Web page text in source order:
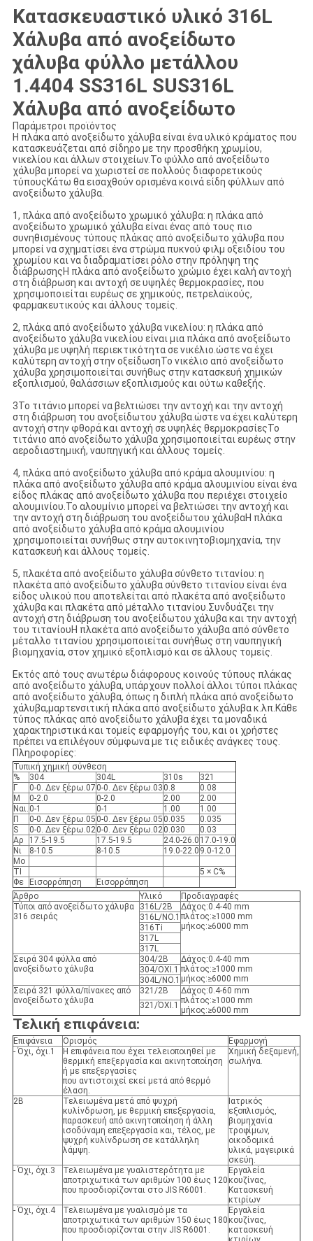
Κατασκευαστικό υλικό 316L
Χάλυβα από ανοξείδωτο
χάλυβα φύλλο μετάλλου
1.4404 SS316L SUS316L
Χάλυβα από ανοξείδωτο
Παράμετροι προϊόντος
Η πλάκα από ανοξείδωτο χάλυβα είναι ένα υλικό κράματος που
κατασκευάζεται από σίδηρο με την προσθήκη χρωμίου,
νικελίου και άλλων στοιχείων.Το φύλλο από ανοξείδωτο
χάλυβα μπορεί να χωριστεί σε πολλούς διαφορετικούς
τύπουςΚάτω θα εισαχθούν ορισμένα κοινά είδη φύλλων από
ανοξείδωτο χάλυβα.
1, πλάκα από ανοξείδωτο χρωμικό χάλυβα: η πλάκα από
ανοξείδωτο χρωμικό χάλυβα είναι ένας από τους πιο
συνηθισμένους τύπους πλάκας από ανοξείδωτο χάλυβα.που
μπορεί να σχηματίσει ένα στρώμα πυκνού φιλμ οξειδίου του
χρωμίου και να διαδραματίσει ρόλο στην πρόληψη της
διάβρωσηςΗ πλάκα από ανοξείδωτο χρώμιο έχει καλή αντοχή
στη διάβρωση και αντοχή σε υψηλές θερμοκρασίες, που
χρησιμοποιείται ευρέως σε χημικούς, πετρελαϊκούς,
φαρμακευτικούς και άλλους τομείς.
2, πλάκα από ανοξείδωτο χάλυβα νικελίου: η πλάκα από
ανοξείδωτο χάλυβα νικελίου είναι μια πλάκα από ανοξείδωτο
χάλυβα με υψηλή περιεκτικότητα σε νικέλιο.ώστε να έχει
καλύτερη αντοχή στην οξείδωσηΤο νικέλιο από ανοξείδωτο
χάλυβα χρησιμοποιείται συνήθως στην κατασκευή χημικών
εξοπλισμού, θαλάσσιων εξοπλισμούς και ούτω καθεξής.
3Το τιτάνιο μπορεί να βελτιώσει την αντοχή και την αντοχή
στη διάβρωση του ανοξείδωτου χάλυβα.ώστε να έχει καλύτερη
αντοχή στην φθορά και αντοχή σε υψηλές θερμοκρασίεςΤο
τιτάνιο από ανοξείδωτο χάλυβα χρησιμοποιείται ευρέως στην
αεροδιαστημική, ναυπηγική και άλλους τομείς.
4, πλάκα από ανοξείδωτο χάλυβα από κράμα αλουμινίου: η
πλάκα από ανοξείδωτο χάλυβα από κράμα αλουμινίου είναι ένα
είδος πλάκας από ανοξείδωτο χάλυβα που περιέχει στοιχείο
αλουμινίου.Το αλουμίνιο μπορεί να βελτιώσει την αντοχή και
την αντοχή στη διάβρωση του ανοξείδωτου χάλυβαΗ πλάκα
από ανοξείδωτο χάλυβα από κράμα αλουμινίου
χρησιμοποιείται συνήθως στην αυτοκινητοβιομηχανία, την
κατασκευή και άλλους τομείς.
5, πλακέτα από ανοξείδωτο χάλυβα σύνθετο τιτανίου: η
πλακέτα από ανοξείδωτο χάλυβα σύνθετο τιτανίου είναι ένα
είδος υλικού που αποτελείται από πλακέτα από ανοξείδωτο
χάλυβα και πλακέτα από μέταλλο τιτανίου.Συνδυάζει την
αντοχή στη διάβρωση του ανοξείδωτου χάλυβα και την αντοχή
του τιτανίουΗ πλακέτα από ανοξείδωτο χάλυβα από σύνθετο
μέταλλο τιτανίου χρησιμοποιείται συνήθως στη ναυπηγική
βιομηχανία, στον χημικό εξοπλισμό και σε άλλους τομείς.
Εκτός από τους ανωτέρω διάφορους κοινούς τύπους πλάκας
από ανοξείδωτο χάλυβα, υπάρχουν πολλοί άλλοι τύποι πλάκας
από ανοξείδωτο χάλυβα, όπως η διπλή πλάκα από ανοξείδωτο
χάλυβα,μαρτενσιτική πλάκα από ανοξείδωτο χάλυβα κ.λπ.Κάθε
τύπος πλάκας από ανοξείδωτο χάλυβα έχει τα μοναδικά
χαρακτηριστικά και τομείς εφαρμογής του, και οι χρήστες
πρέπει να επιλέγουν σύμφωνα με τις ειδικές ανάγκες τους.
Πληροφορίες:
Τυπική χημική σύνθεση
%
304 304L 310s
321
Γ
0-0. Δεν ξέρω.07 0-0. Δεν ξέρω.03 0.8
0.08
Μ
0-2.0 0-2.0 2.00
2.00
Ναι. 0-1 0-1 1.00
1.00
Π
0-0. Δεν ξέρω.05 0-0. Δεν ξέρω.05 0.035
0.035
S
0-0. Δεν ξέρω.020-0. Δεν ξέρω.020.030
0.03
Αρ
17.5-19.5 17.5-19.5 24.0-26.0 17.0-19.0
Νι
8-10.5 8-10.5 19.0-22.0 9.0-12.0
Μo
ΤΙ
5 × C%
Φε
Εισορρόπηση
Εισορρόπηση
Άρθρο
Υλικό
Προδιαγραφές
Τύποι από ανοξείδωτο χάλυβα
316 σειράς
316L/2B
Δάχος:0.4-40 mm
πλάτος:≥1000 mm
μήκος:≥6000 mm
316L/ΝΟ.1
316Ti
317L
317L
Σειρά 304 φύλλα από
ανοξείδωτο χάλυβα
304/2Β
Δάχος:0.4-40 mm
πλάτος:≥1000 mm
μήκος:≥6000 mm
304/ΟΧΙ.1
304L/NO.1
Σειρά 321 φύλλα/πίνακες από
ανοξείδωτο χάλυβα
321/2Β
Δάχος:0.4-60 mm
πλάτος:≥1000 mm
μήκος:≥6000 mm
321/ΌΧΙ.1
Τελική επιφάνεια:
Επιφάνεια Ορισμός
Εφαρμογή
- Όχι, όχι.1
Η επιφάνεια που έχει τελειοποιηθεί με
θερμική επεξεργασία και ακινητοποίηση
ή με επεξεργασίες
που αντιστοιχεί εκεί μετά από θερμό
έλαση.
Χημική δεξαμενή,
σωλήνα.
2Β
Τελειωμένα μετά από ψυχρή
κυλίνδρωση, με θερμική επεξεργασία,
παρασκευή από ακινητοποίηση ή άλλη
ισοδύναμη επεξεργασία και, τέλος, με
ψυχρή κυλίνδρωση σε κατάλληλη
λάμψη.
Ιατρικός
εξοπλισμός,
βιομηχανία
τροφίμων,
οικοδομικά
υλικά, μαγειρικά
σκεύη.
- Όχι, όχι.3
Τελειωμένα με γυαλιστερότητα με
αποτριχωτικά των αριθμών 100 έως 120
που προσδιορίζονται στο JIS R6001.
Εργαλεία
κουζίνας,
Κατασκευή
κτιρίων
- Όχι, όχι.4
Τελειωμένα με γυαλισμό με τα
αποτριχωτικά των αριθμών 150 έως 180
που προσδιορίζονται στην JIS R6001.
Εργαλεία
κουζίνας,
κατασκευή